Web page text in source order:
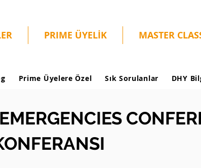
PRIME ÜYELİK MASTER
Prime Üyelere Özel Sık Sorulanlar DHY